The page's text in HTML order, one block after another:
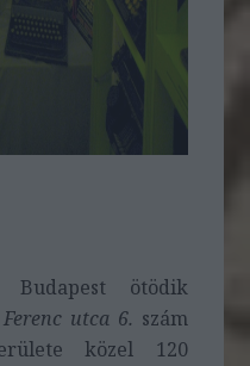
ötödik
utca 6. szám
közel 120